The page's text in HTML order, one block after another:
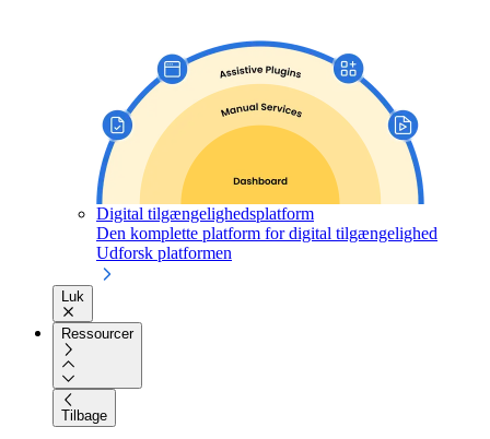
Digital tilgængelighedsplatform
Den komplette platform for digital tilgængelighed
Udforsk platformen
Luk
Ressourcer
Tilbage